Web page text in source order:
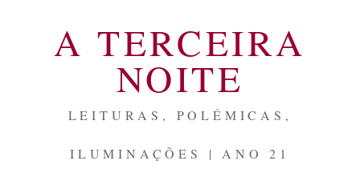
A TERCEIRA
NOITE
LEITURAS, POLÉMICAS,
ILUMINAÇÕES | ANO 21